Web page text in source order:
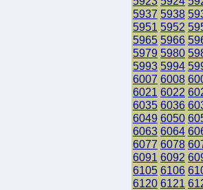
5937 5938
5951 5952
5965 5966
5979 5980
5993 5994
6007 6008
6021 6022
6035 6036
6049 6050
6063 6064
6077 6078
6091 6092
6105 6106
6120 6121